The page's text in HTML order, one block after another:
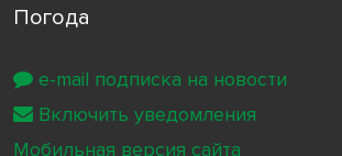
Погода
e-mail подписка на новости
Включить уведомления
Мобильная версия сайта